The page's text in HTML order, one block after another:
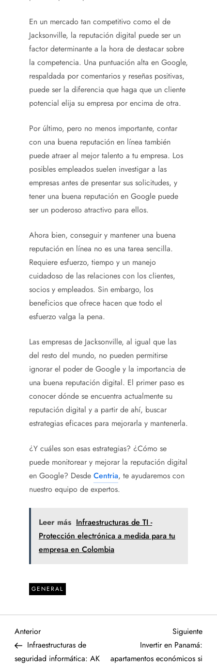
En un mercado tan competitivo como el de
Jacksonville, la reputación digital puede ser un
factor determinante a la hora de destacar sobre
la competencia. Una puntuación alta en Google,
respaldada por comentarios y reseñas positivas,
puede ser la diferencia que haga que un cliente
potencial elija su empresa por encima de otra.
Por último, pero no menos importante, contar
con una buena reputación en línea también
puede atraer al mejor talento a tu empresa. Los
posibles empleados suelen investigar a las
empresas antes de presentar sus solicitudes, y
tener una buena reputación en Google puede
ser un poderoso atractivo para ellos.
Ahora bien, conseguir y mantener una buena
reputación en línea no es una tarea sencilla.
Requiere esfuerzo, tiempo y un manejo
cuidadoso de las relaciones con los clientes,
socios y empleados. Sin embargo, los
beneficios que ofrece hacen que todo el
esfuerzo valga la pena.
Las empresas de Jacksonville, al igual que las
del resto del mundo, no pueden permitirse
ignorar el poder de Google y la importancia de
una buena reputación digital. El primer paso es
conocer dónde se encuentra actualmente su
reputación digital y a partir de ahí, buscar
estrategias eficaces para mejorarla y mantenerla.
¿Y cuáles son esas estrategias? ¿Cómo se
puede monitorear y mejorar la reputación digital
en Google? Desde Centria, te ayudaremos con
nuestro equipo de expertos.
Leer más Infraestructuras de TI -
Protección electrónica a medida para tu
empresa en Colombia
GENERAL
N
a
Entrada
anterior
Anterior
Infraestructuras de
seguridad informática: AK
Siguiente
Invertir en Panamá:
apartamentos económicos si